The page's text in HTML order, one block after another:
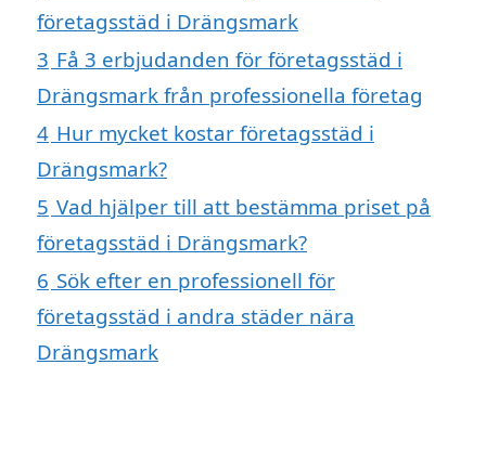
företagsstäd i Drängsmark
3 Få 3 erbjudanden för företagsstäd i
Drängsmark från professionella företag
4 Hur mycket kostar företagsstäd i
Drängsmark?
5 Vad hjälper till att bestämma priset på
företagsstäd i Drängsmark?
6 Sök efter en professionell för
företagsstäd i andra städer nära
Drängsmark